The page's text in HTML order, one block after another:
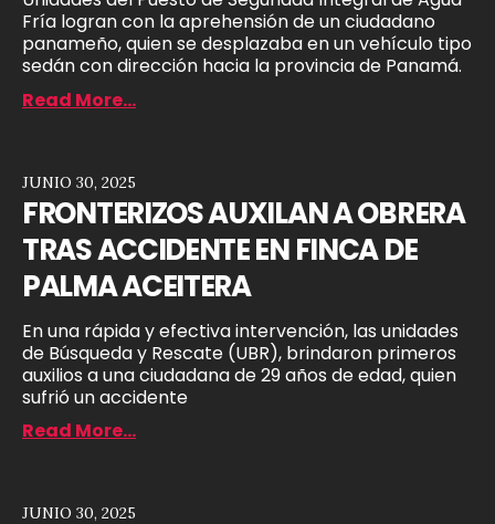
Fría logran con la aprehensión de un ciudadano
panameño, quien se desplazaba en un vehículo tipo
sedán con dirección hacia la provincia de Panamá.
Read More...
FRONTERIZOS AUXILAN A OBRERA
TRAS ACCIDENTE EN FINCA DE
PALMA ACEITERA
En una rápida y efectiva intervención, las unidades
de Búsqueda y Rescate (UBR), brindaron primeros
auxilios a una ciudadana de 29 años de edad, quien
sufrió un accidente
JUNIO 30, 2025
Read More...
JUNIO 30, 2025